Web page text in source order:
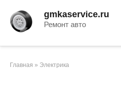
контенту
gmkaservice.ru
Ремонт авто
Главная » Электрика